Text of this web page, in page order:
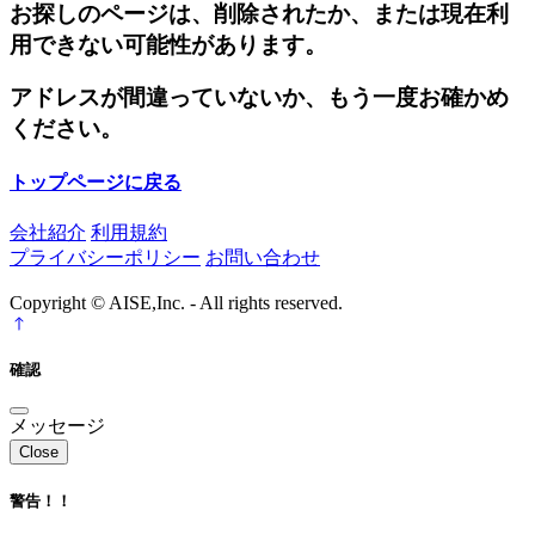
お探しのページは、削除されたか、または現在利
用できない可能性があります。
アドレスが間違っていないか、もう一度お確かめ
ください。
トップページに戻る
会社紹介 利用規約
プライバシーポリシー お問い合わせ
Copyright © AISE,Inc. - All rights reserved.
確認
メッセージ
Close
警告！！